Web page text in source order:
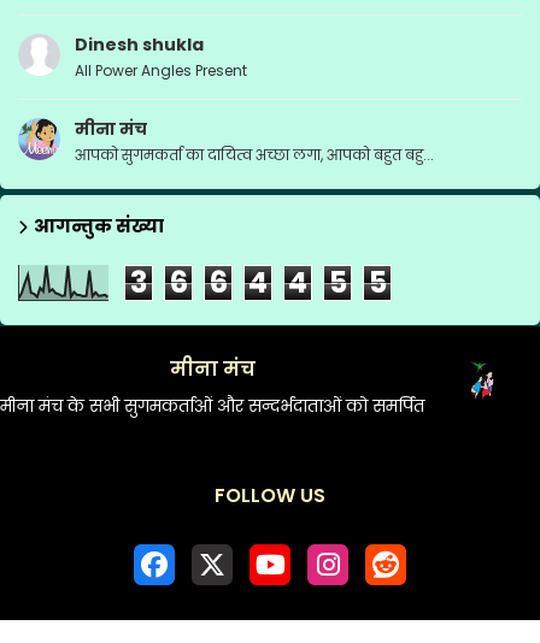
Dinesh shukla
All Power Angles Present
मीना मंच
आपको सुगमकर्ता का दायित्व अच्छा लगा, आपको बहुत बहु...
आगन्तुक संख्या
3 6 6 4 4 5 5
मीना मंच
मीना मंच के सभी सुगमकर्ताओं और सन्दर्भदाताओं को समर्पित
FOLLOW US